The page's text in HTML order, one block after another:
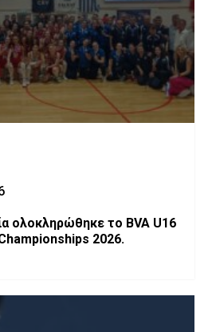
ολοκληρώθηκε το BVA U16
2026.